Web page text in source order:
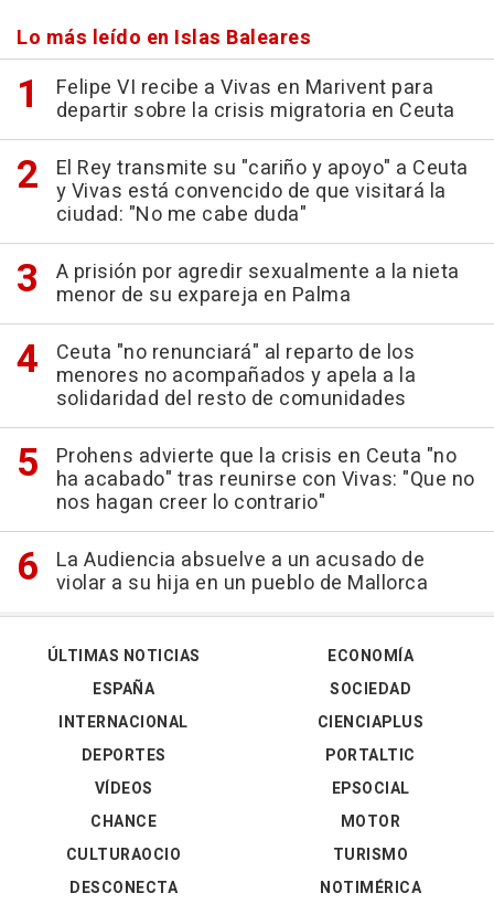
Lo más leído en Islas Baleares
Felipe VI recibe a Vivas en Marivent para
departir sobre la crisis migratoria en Ceuta
El Rey transmite su "cariño y apoyo" a Ceuta
y Vivas está convencido de que visitará la
ciudad: "No me cabe duda"
A prisión por agredir sexualmente a la nieta
menor de su expareja en Palma
Ceuta "no renunciará" al reparto de los
menores no acompañados y apela a la
solidaridad del resto de comunidades
Prohens advierte que la crisis en Ceuta "no
ha acabado" tras reunirse con Vivas: "Que no
nos hagan creer lo contrario"
La Audiencia absuelve a un acusado de
violar a su hija en un pueblo de Mallorca
ÚLTIMAS NOTICIAS
ESPAÑA
INTERNACIONAL
DEPORTES
VÍDEOS
ECONOMÍA
SOCIEDAD
CIENCIAPLUS
PORTALTIC
EPSOCIAL
CHANCE
CULTURAOCIO
DESCONECTA
MOTOR
TURISMO
NOTIMÉRICA